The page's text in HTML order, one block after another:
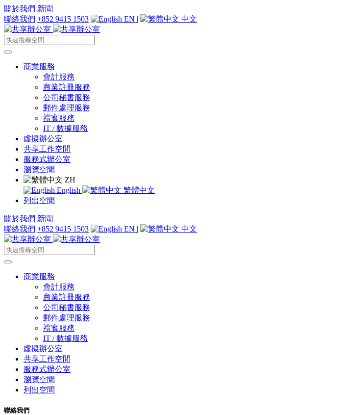
關於我們 新聞
聯絡我們 +852 9415 1503 EN | 中文
商業服務
會計服務
商業註冊服務
公司秘書服務
郵件處理服務
禮賓服務
IT / 數據服務
虛擬辦公室
共享工作空間
服務式辦公室
瀏覽空間
ZH
English
繁體中文
列出空間
關於我們 新聞
聯絡我們 +852 9415 1503 EN | 中文
商業服務
會計服務
商業註冊服務
公司秘書服務
郵件處理服務
禮賓服務
IT / 數據服務
虛擬辦公室
共享工作空間
服務式辦公室
瀏覽空間
列出空間
聯絡我們